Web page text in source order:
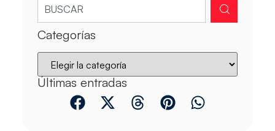
Categorías
Últimas entradas